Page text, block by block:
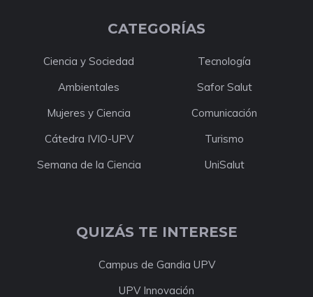
CATEGORÍAS
Ciencia y Sociedad
Tecnología
Ambientales
Safor Salut
Mujeres y Ciencia
Comunicación
Cátedra IVIO-UPV
Turismo
Semana de la Ciencia
UniSalut
QUIZÁS TE INTERESE
Campus de Gandia UPV
UPV Innovación